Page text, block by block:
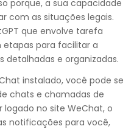
porque, a sua capacidade
com as situações legais.
que envolve tarefa
etapas para facilitar a
detalhadas e organizadas.
instalado, você pode se
chats e chamadas de
no site WeChat, o
notificações para você,